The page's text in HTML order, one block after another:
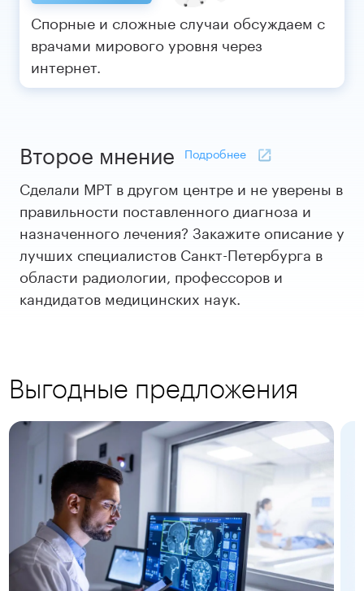
Спорные и сложные случаи обсуждаем с
врачами мирового уровня через
интернет.
Второе мнение Подробнее
Сделали МРТ в другом центре и не уверены в
правильности поставленного диагноза и
назначенного лечения? Закажите описание у
лучших специалистов Санкт-Петербурга в
области радиологии, профессоров и
кандидатов медицинских наук.
Выгодные предложения